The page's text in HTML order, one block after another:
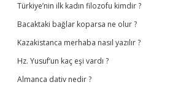
Türkiye’nin ilk kadın filozofu kimdir ?
Bacaktaki bağlar koparsa ne olur ?
Kazakistanca merhaba nasıl yazılır ?
Hz. Yusuf’un kaç eşi vardı ?
Almanca dativ nedir ?